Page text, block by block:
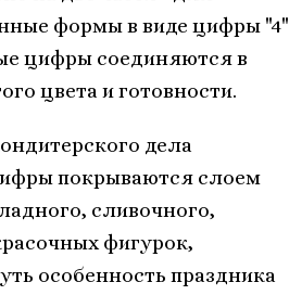
формы в виде цифры "4"
цифры соединяются в
цвета и готовности.
дела
покрываются слоем
сливочного,
фигурок,
особенность праздника